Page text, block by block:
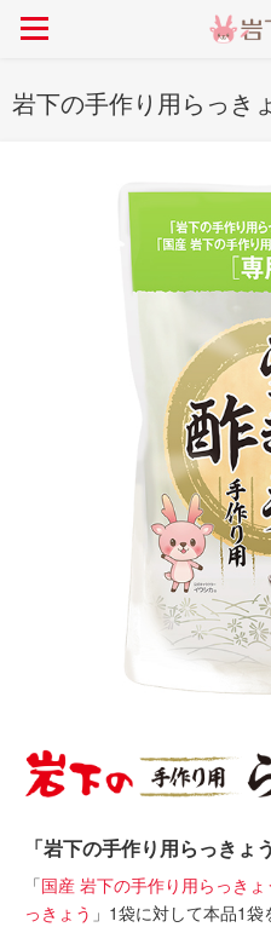
> プレスリリース
> オンラインショップ
> 岩下の新生姜
> 岩下の新生姜レシピ
> その他のレシピ
岩下の新生姜について
岩下の新生姜ミュージアム
岩下の新生姜万年筆インク 書く描
岩下の手作り用らっき
「岩下の手作り用らっきょ
「国産 岩下の手作り用らっきょ
っきょう 」1袋に対して本品1